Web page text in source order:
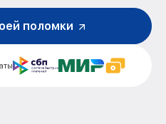
сушки
от 1600₽
поломки